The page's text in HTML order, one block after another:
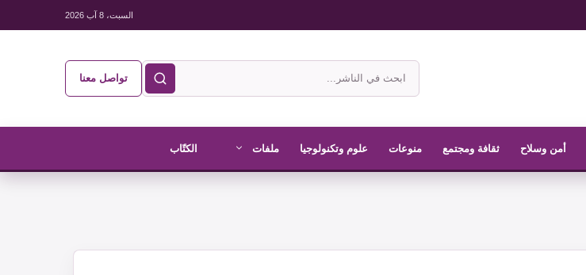
السبت، 8 آب 2026
ابحث
في
الناشر
تواصل معنا
أمن وسلاح ثقافة ومجتمع منوعات علوم وتكنولوجيا ملفات الكتّاب